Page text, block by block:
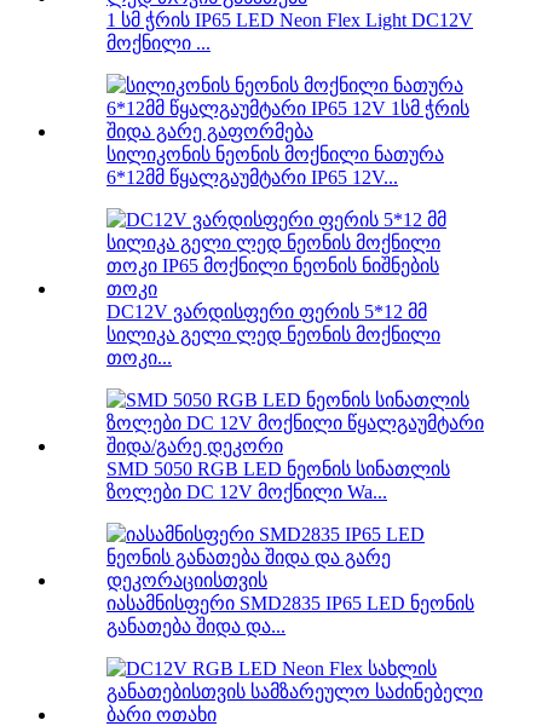
1 სმ ჭრის IP65 LED Neon Flex Light DC12V
მოქნილი ...
სილიკონის ნეონის მოქნილი ნათურა
6*12მმ წყალგაუმტარი IP65 12V...
DC12V ვარდისფერი ფერის 5*12 მმ
სილიკა გელი ლედ ნეონის მოქნილი
თოკი...
SMD 5050 RGB LED ნეონის სინათლის
ზოლები DC 12V მოქნილი Wa...
იასამნისფერი SMD2835 IP65 LED ნეონის
განათება შიდა და...